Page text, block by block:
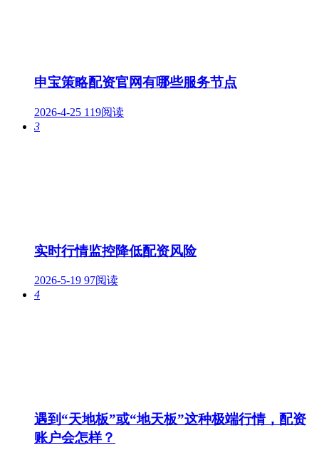
申宝策略配资官网有哪些服务节点
2026-4-25 119阅读
3
实时行情监控降低配资风险
2026-5-19 97阅读
4
遇到“天地板”或“地天板”这种极端行情，配资
账户会怎样？